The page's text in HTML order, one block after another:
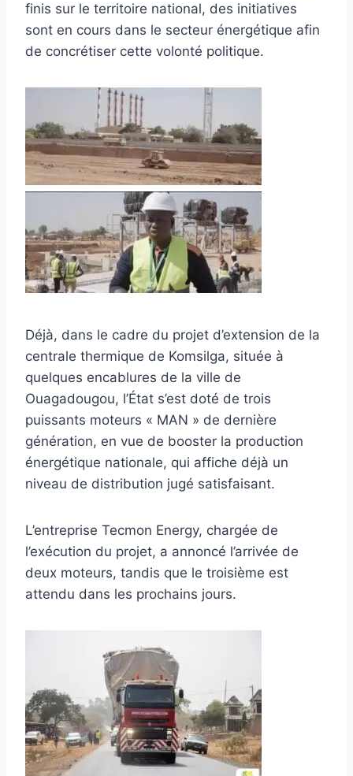
finis sur le territoire national, des initiatives
sont en cours dans le secteur énergétique afin
de concrétiser cette volonté politique.
Déjà, dans le cadre du projet d’extension de la
centrale thermique de Komsilga, située à
quelques encablures de la ville de
Ouagadougou, l’État s’est doté de trois
puissants moteurs « MAN » de dernière
génération, en vue de booster la production
énergétique nationale, qui affiche déjà un
niveau de distribution jugé satisfaisant.
L’entreprise Tecmon Energy, chargée de
l’exécution du projet, a annoncé l’arrivée de
deux moteurs, tandis que le troisième est
attendu dans les prochains jours.